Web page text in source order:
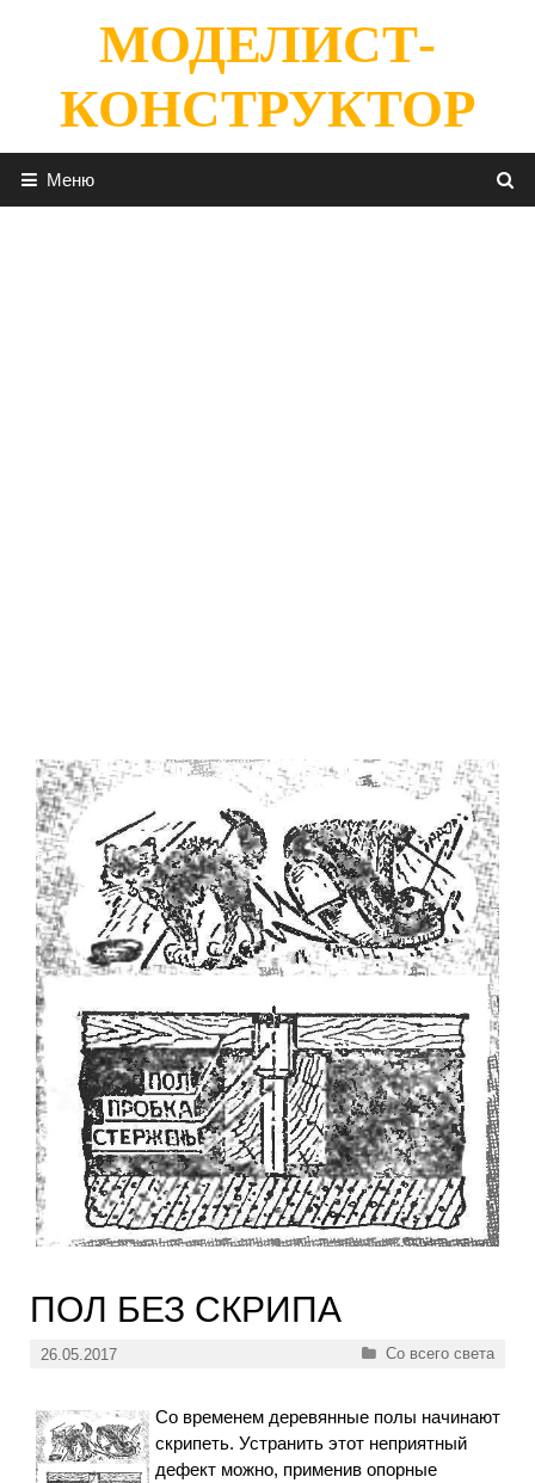
содержимомуМОДЕЛИСТ-
КОНСТРУКТОР
Меню
ПОЛ БЕЗ СКРИПА
26.05.2017 Рубрики
Со всего света
Со временем деревянные полы начинают
скрипеть. Устранить этот неприятный
дефект можно, применив опорные